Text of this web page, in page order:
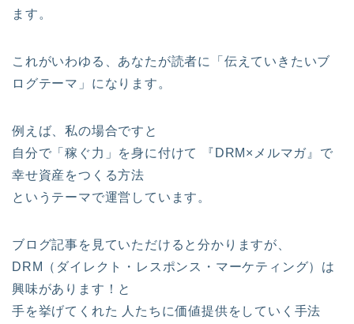
ます。
これがいわゆる、あなたが読者に「伝えていきたいブ
ログテーマ」になります。
例えば、私の場合ですと
自分で「稼ぐ力」を身に付けて 『DRM×メルマガ』で
幸せ資産をつくる方法
というテーマで運営しています。
ブログ記事を見ていただけると分かりますが、
DRM（ダイレクト・レスポンス・マーケティング）は
興味があります！と
手を挙げてくれた 人たちに価値提供をしていく手法